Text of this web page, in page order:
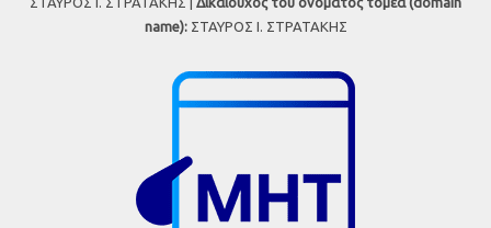
name):ΣΤΑΥΡΟΣ Ι. ΣΤΡΑΤΑΚΗΣ